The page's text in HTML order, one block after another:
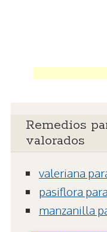
Remedios
valorados
valeriana
pasiflora
manzanilla